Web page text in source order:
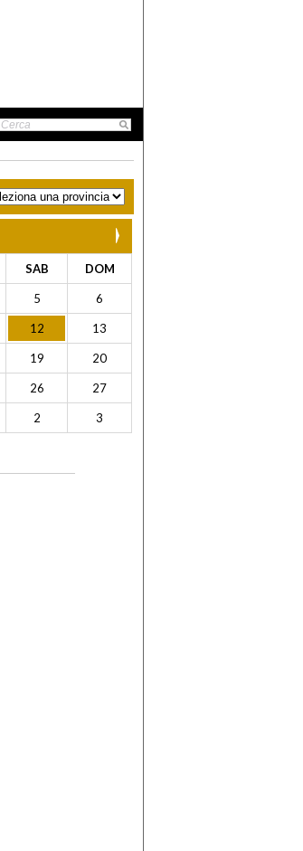
SAB DOM
5 6
12 13
19 20
26 27
2 3